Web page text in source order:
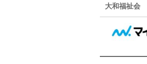
大和福祉会